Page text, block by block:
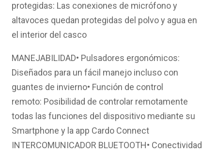
protegidas: Las conexiones de micrófono y
altavoces quedan protegidas del polvo y agua en
el interior del casco
MANEJABILIDAD• Pulsadores ergonómicos:
Diseñados para un fácil manejo incluso con
guantes de invierno• Función de control
remoto: Posibilidad de controlar remotamente
todas las funciones del dispositivo mediante su
Smartphone y la app Cardo Connect
INTERCOMUNICADOR BLUETOOTH• Conectividad